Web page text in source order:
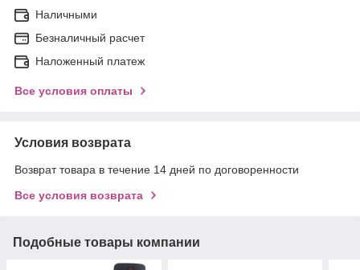
Наличными
Безналичный расчет
Наложенный платеж
Все условия оплаты
Условия возврата
Возврат товара в течение 14 дней по договоренности
Все условия возврата
Подобные товары компании